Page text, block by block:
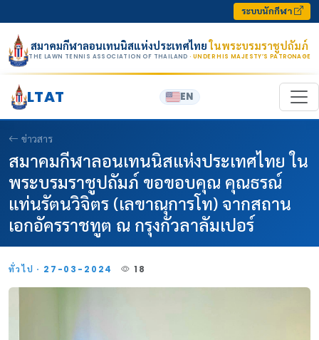
ระบบนักกีฬา
สมาคมกีฬาลอนเทนนิสแห่งประเทศไทยในพระบรมราชูปถัมภ์
THE LAWN TENNIS ASSOCIATION OF THAILAND · UNDER HIS MAJESTY’S PATRONAGE
LTAT EN
ข่าวสาร
สมาคมกีฬาลอนเทนนิสแห่งประเทศไทย ใน
พระบรมราชูปถัมภ์ ขอขอบคุณ คุณธรณ์
แท่นรัตนวิจิตร (เลขาณุการโท) จากสถาน
เอกอัครราชทูต ณ กรุงกัวลาลัมเปอร์
ทั่วไป · 27-03-2024 18